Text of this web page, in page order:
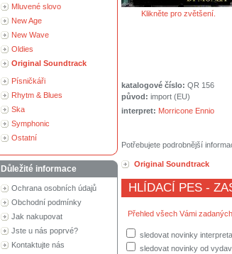
Mluvené slovo
New Age
New Wave
Oldies
Original Soundtrack
Písničkáři
Rhytm & Blues
Ska
Symphonic
Ostatní
Důležité informace
Ochrana osobních údajů
Obchodní podmínky
Jak nakupovat
Jste u nás poprvé?
Kontaktujte nás
Klikněte pro zvětšení.
katalogové číslo: QR 156
původ: import (EU)
interpret: Morricone Ennio
Potřebujete podrobnější
Original Soundtrack
HLÍDACÍ PES -
Přehled všech Vámi
sledovat novinky interpreta
sledovat novinky od